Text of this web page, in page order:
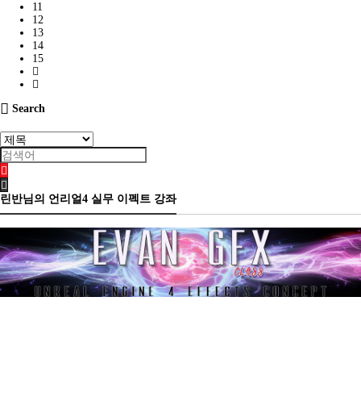
11
12
13
14
15
Search
린반님의 언리얼4 실무 이펙트 강좌